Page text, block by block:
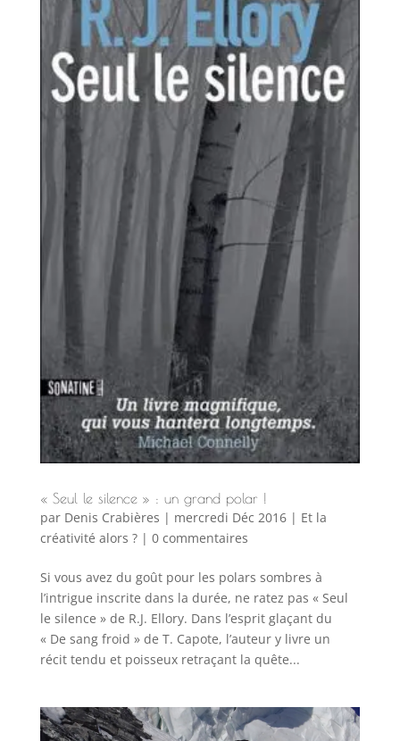
« Seul le silence » : un grand polar !
par Denis Crabières | mercredi Déc 2016| Et la
créativité alors ?| 0 commentaires
Si vous avez du goût pour les polars sombres à
l’intrigue inscrite dans la durée, ne ratez pas « Seul
le silence » de R.J. Ellory. Dans l’esprit glaçant du
« De sang froid » de T. Capote, l’auteur y livre un
récit tendu et poisseux retraçant la quête...